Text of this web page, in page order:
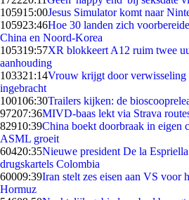
105915:00Jesus Simulator komt naar
105923:46Hoe 30 landen zich
China en Noord-Korea
105319:57XR blokkeert A12 ruim twee
aanhouding
103321:14Vrouw krijgt door verwisseling
ingebracht
100106:30Trailers kijken: de
97207:36MIVD-baas lekt via Strava
82910:39China boekt doorbraak in eigen
ASML groeit
60420:35Nieuwe president De la
drugskartels Colombia
60009:39Iran stelt zes eisen aan VS voor
Hormuz